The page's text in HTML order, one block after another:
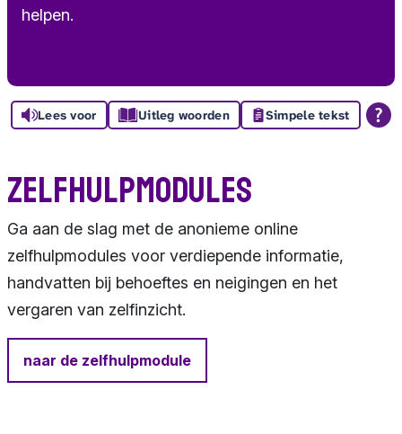
helpen.
Lees voor Uitleg woorden Simpele tekst
Zelfhulpmodules
Ga aan de slag met de anonieme online
zelfhulpmodules voor verdiepende informatie,
handvatten bij behoeftes en neigingen en het
vergaren van zelfinzicht.
naar de zelfhulpmodule